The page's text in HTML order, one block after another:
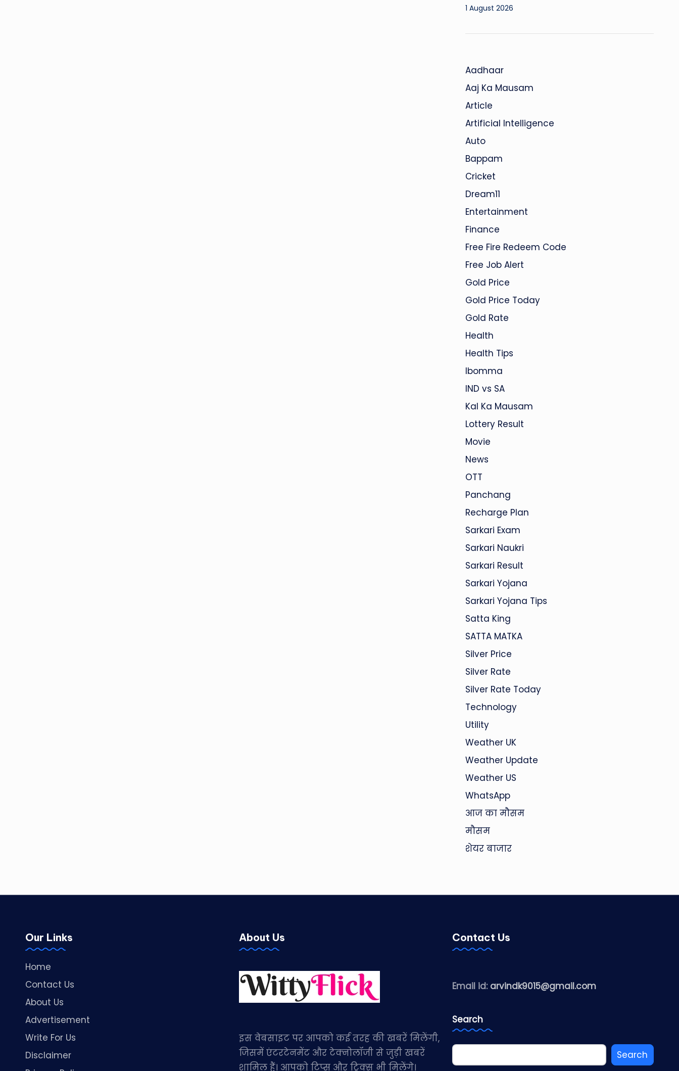
1 August 2026
Aadhaar
Aaj Ka Mausam
Article
Artificial Intelligence
Auto
Bappam
Cricket
Dream11
Entertainment
Finance
Free Fire Redeem Code
Free Job Alert
Gold Price
Gold Price Today
Gold Rate
Health
Health Tips
Ibomma
IND vs SA
Kal Ka Mausam
Lottery Result
Movie
News
OTT
Panchang
Recharge Plan
Sarkari Exam
Sarkari Naukri
Sarkari Result
Sarkari Yojana
Sarkari Yojana Tips
Satta King
SATTA MATKA
Silver Price
Silver Rate
Silver Rate Today
Technology
Utility
Weather UK
Weather Update
Weather US
WhatsApp
आज का मौसम
मौसम
शेयर बाजार
Our Links
Home
Contact Us
About Us
Advertisement
Write For Us
Disclaimer
About Us
इस वेबसाइट पर आपको कई तरह की खबरें मिलेंगी,
जिसमें एंटरटेनमेंट और टेक्नोलॉजी से जुड़ी खबरें
शामिल हैं। आपको टिप्स और ट्रिक्स भी मिलेंगे।
Contact Us
Email id: arvindk9015@gmail.com
Search
Search